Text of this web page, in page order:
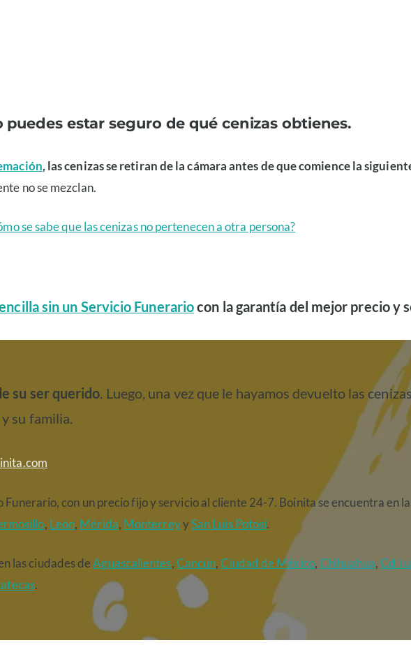
estar seguro de qué cenizas obtienes.
, las cenizas se retiran de la cámara antes de que comience la
no se mezclan.
se sabe que las cenizas no pertenecen a otra persona?
sin un Servicio Funerariocon la garantía del mejor precio y
su ser querido. Luego, una vez que le hayamos devuelto las
su familia.
con un precio fijo y servicio al cliente 24-7. Boinita se encuentra en
, León, Mérida, MonterreyySan Luis Potosí.
las ciudades deAguascalientes,Cancún,Ciudad de México,Chihuahua,Cd
.